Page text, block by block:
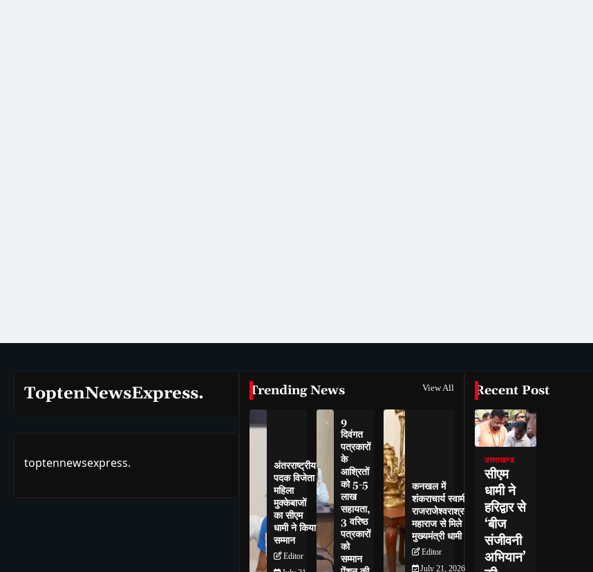
ToptenNewsExpress.
toptennewsexpress.
Trending News View All
अंतरराष्ट्रीय
पदक विजेता
महिला
मुक्केबाजों
का सीएम
धामी ने किया
सम्मान
Editor
9
दिवंगत
पत्रकारों
के
आश्रितों
को 5-5
लाख
सहायता,
3 वरिष्ठ
पत्रकारों
को
सम्मान
कनखल में
शंकराचार्य स्वामी
राजराजेश्वराश्रम
महाराज से मिले
मुख्यमंत्री धामी
Editor
July 21, 2026
Recent Post
उत्तराखण्ड
सीएम
धामी ने
हरिद्वार से
‘बीज
संजीवनी
अभियान’